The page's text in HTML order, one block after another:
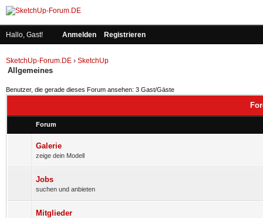
Hallo, Gast! Anmelden Registrieren
SketchUp-Forum.DE › SketchUp
Allgemeines
Benutzer, die gerade dieses Forum ansehen: 3 Gast/Gäste
Forum
Galerie
zeige dein Modell
Jobs
suchen und anbieten
Mitglieder